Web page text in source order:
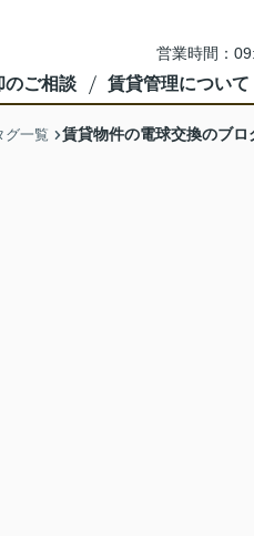
営業時間：
のご相談 賃貸管理について
グ一覧 賃貸物件の電球交換のブロ